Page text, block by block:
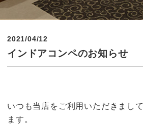
2021/04/12
インドアコンペのお知らせ
いつも当店をご利用いただきまし
ます。